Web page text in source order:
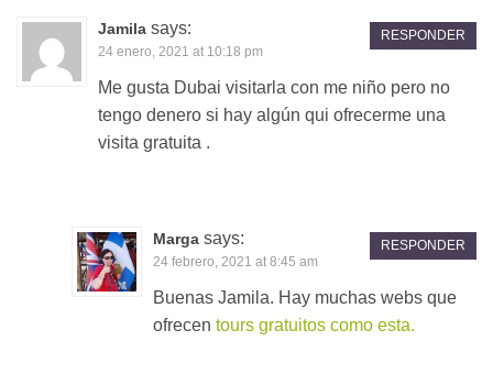
Jamila says:
24 enero, 2021 at 10:18 pm
RESPONDER
Me gusta Dubai visitarla con me niño pero no
tengo denero si hay algún qui ofrecerme una
visita gratuita .
Marga says:
24 febrero, 2021 at 8:45 am
RESPONDER
Buenas Jamila. Hay muchas webs que
ofrecen tours gratuitos como esta.